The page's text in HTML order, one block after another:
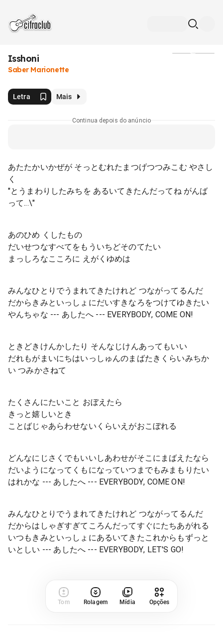
Isshoni
Saber Marionette
Letra Mais
Continua depois do anúncio
あたたかいかぜが そっとむれたまつげつつみこむ やさし
く
"とうまわりしたみちを あるいてきたんだってね がんば
って...\"
あのひめ くしたもの
だいせつなすべてをもういちどそのてたい
まっしろなこころに えがくゆめは
みんなひとりでうまれてきたけれど つながってるんだ
だからきみといっしょにだいすきなろをつけてゆきたい
やんちゃな --- あしたへ --- EVERYBODY, COME ON!
ときどきけんかしたり そんなじけんあってもいい
だれもがまいにちはいっしゅんのまばたきくらいみちか
い つみかさねて
たくさんにたいこと おぼえたら
きっと嬉しいとき
ことばじゃあらわせないくらいえがおこぼれる
どんなにじさくでもいいしあわせがそこにまばえたなら
だいようになってくもになっていつまでもみまもりたい
はれかな --- あしたへ --- EVERYBODY, COME ON!
みんなひとりでうまれてきたけれど つながってるんだ
だからはしゃぎすぎてころんだってすぐにたちあがれる
いつもきみといっしょにあるいてきたこれからもずっと
いとしい --- あしたへ --- EVERYBODY, LET'S GO!
Tom Rolagem Mídia Opções